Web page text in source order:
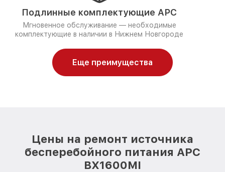
Подлинные комплектующие APC
Мгновенное обслуживание — необходимые
комплектующие в наличии в Нижнем Новгороде
Еще преимущества
Цены на ремонт источника
бесперебойного питания APC
BX1600MI